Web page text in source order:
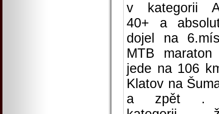
v kategorii
40+ a
dojel na
MTB maraton
jede na 106
Klatov na
a zpět .